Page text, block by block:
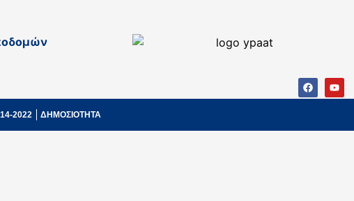
2022 ΔΗΜΟΣΙΟΤΗΤΑ